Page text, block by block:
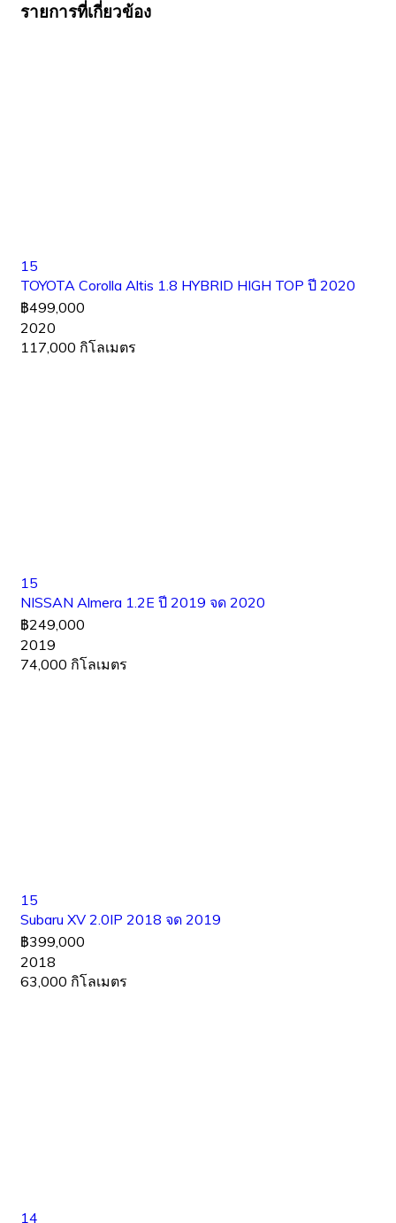
รายการที่เกี่ยวข้อง
15
TOYOTA​ Corolla Altis 1.8 HYBRID HIGH TOP ปี 2020
฿499,000
2020
117,000 กิโลเมตร
15
NISSAN Almera 1.2E ปี 2019 จด 2020
฿249,000
2019
74,000 กิโลเมตร
15
Subaru XV 2.0IP 2018 จด 2019
฿399,000
2018
63,000 กิโลเมตร
14